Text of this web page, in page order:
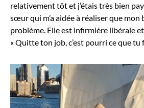
relativement tôt et j’étais très bien
sœur qui m’a aidée à réaliser que
problème. Elle est infirmière libérale
« Quitte ton job, c’est pourri ce que tu